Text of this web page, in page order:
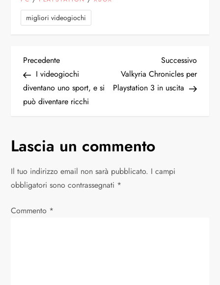
migliori videogiochi
N
a
v
g
a
z
Articolo
precedente
Precedente
I videogiochi
diventano uno sport, e si
può diventare ricchi
Successivo
Valkyria Chronicles per
Playstation 3 in uscita
Lascia un commento
Il tuo indirizzo email non sarà pubblicato. I campi
obbligatori sono contrassegnati *
Commento *